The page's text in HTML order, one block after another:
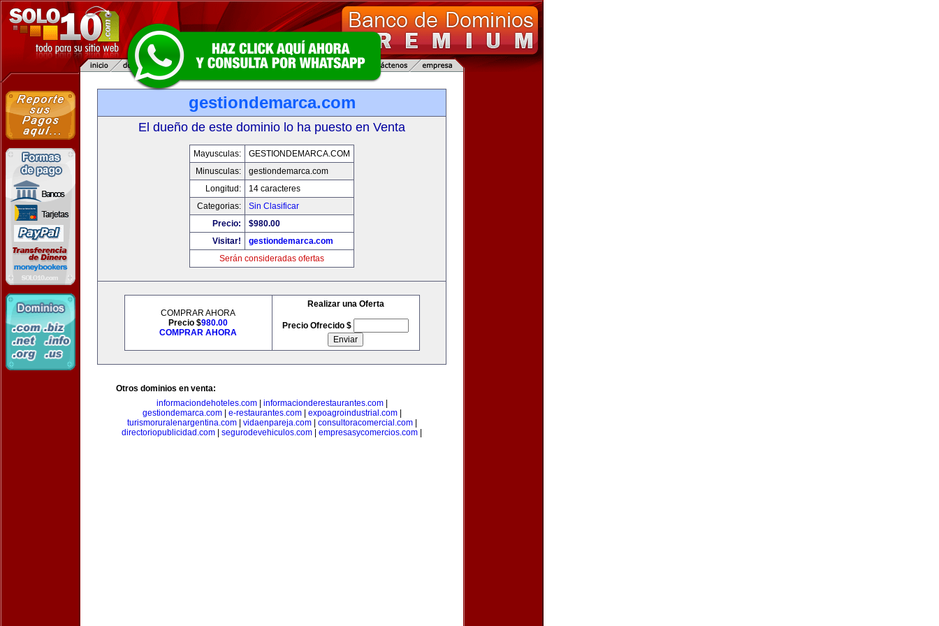
gestiondemarca.com
El dueño de este dominio lo ha puesto en Venta
Mayusculas:
GESTIONDEMARCA.COM
Minusculas:
gestiondemarca.com
Longitud:
14 caracteres
Categorias:
Sin Clasificar
Precio:
$980.00
Visitar!
gestiondemarca.com
Serán consideradas ofertas
COMPRAR AHORA
Precio $980.00
COMPRAR AHORA
Realizar una Oferta
Precio Ofrecido $
Otros dominios en venta:
informaciondehoteles.com| informacionderestaurantes.com|
gestiondemarca.com| e-restaurantes.com| expoagroindustrial.com|
turismoruralenargentina.com| vidaenpareja.com| consultoracomercial.com|
directoriopublicidad.com
segurodevehiculos.com empresasycomercios.com